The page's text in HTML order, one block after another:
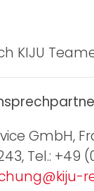
KIJU
GmbH,
Tel.: +49